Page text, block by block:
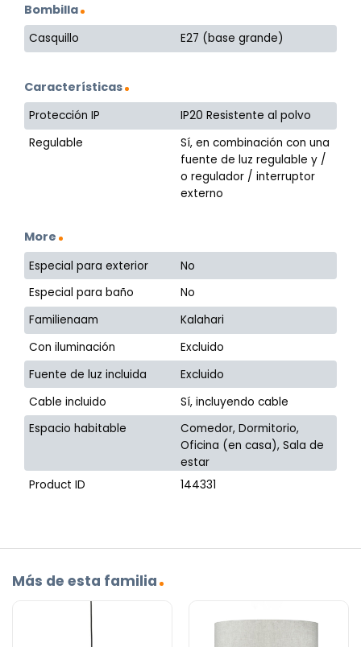
Bombilla
Casquillo E27 (base grande)
Características
Protección IP
IP20 Resistente al polvo
Regulable
Sí, en combinación con una
fuente de luz regulable y /
o regulador / interruptor
externo
More
Especial para exterior
No
Especial para baño
No
Familienaam
Kalahari
Con iluminación
Excluido
Fuente de luz incluida
Excluido
Cable incluido
Sí, incluyendo cable
Espacio habitable
Comedor, Dormitorio,
Oficina (en casa), Sala de
estar
Product ID
144331
Más de esta familia